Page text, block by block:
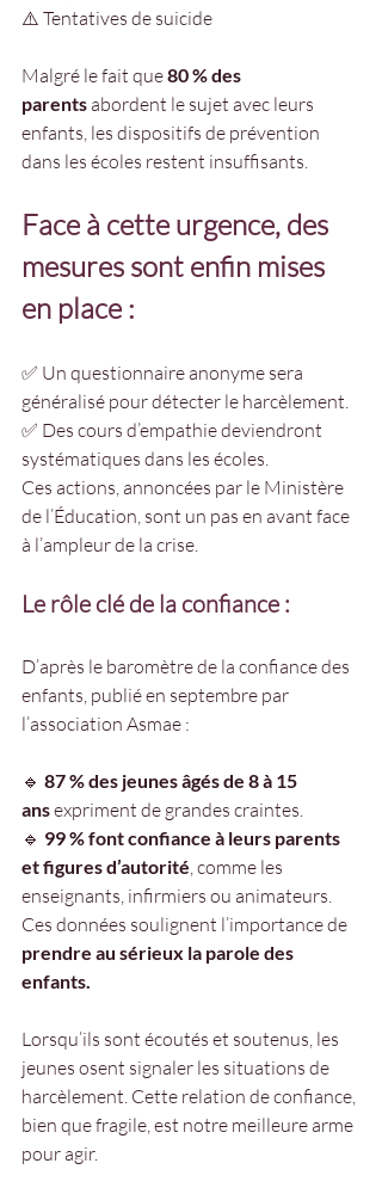
⚠️ Tentatives de suicide
Malgré le fait que 80 % des
parents abordent le sujet avec leurs
enfants, les dispositifs de prévention
dans les écoles restent insuffisants.
Face à cette urgence, des
mesures sont enfin mises
en place :
✅ Un questionnaire anonyme sera
généralisé pour détecter le harcèlement.
✅ Des cours d’empathie deviendront
systématiques dans les écoles.
Ces actions, annoncées par le Ministère
de l’Éducation, sont un pas en avant face
à l’ampleur de la crise.
Le rôle clé de la confiance :
D’après le baromètre de la confiance des
enfants, publié en septembre par
l’association Asmae :
🔹 87 % des jeunes âgés de 8 à 15
ans expriment de grandes craintes.
🔹 99 % font confiance à leurs parents
et figures d’autorité, comme les
enseignants, infirmiers ou animateurs.
Ces données soulignent l’importance de
prendre au sérieux la parole des
enfants.
Lorsqu’ils sont écoutés et soutenus, les
jeunes osent signaler les situations de
harcèlement. Cette relation de confiance,
bien que fragile, est notre meilleure arme
pour agir.